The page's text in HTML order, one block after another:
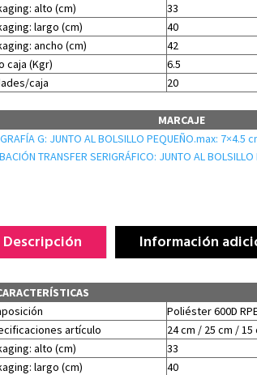
alto (cm)
33
largo (cm)
40
ancho (cm)
42
caja (Kgr)
6.5
caja
20
MARCAJE
G: JUNTO AL BOLSILLO PEQUEÑO.max: 7×4.5
TRANSFER SERIGRÁFICO: JUNTO AL
Descripción Información
Poliéster 600D
artículo
24 cm / 25 cm / 15
alto (cm)
33
largo (cm)
40